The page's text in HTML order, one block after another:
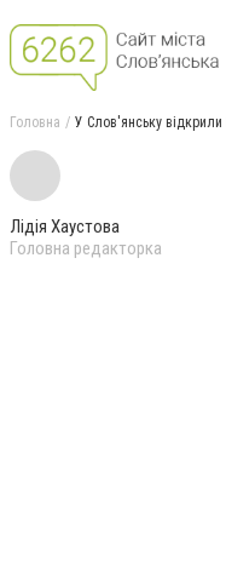
Головна У Слов'янську
Лідія Хаустова
Головна редакторка